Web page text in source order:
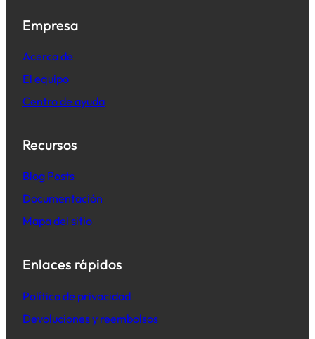
Empresa
Acerca de
El equipo
Centro de ayuda
Recursos
Blog Posts
Documentación
Mapa del sitio
Enlaces rápidos
Política de privacidad
Devoluciones y reembolsos